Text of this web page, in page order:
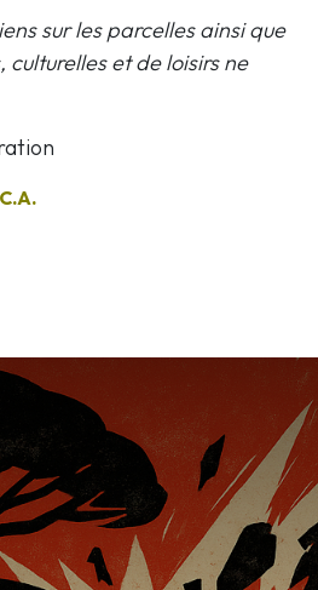
sur les parcelles ainsi que
et de loisirs ne